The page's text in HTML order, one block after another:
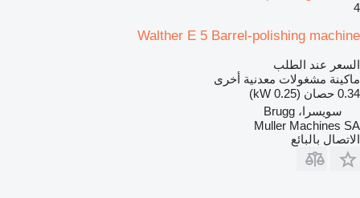
4
Walther E 5 Barrel-polishing machine
السعر عند الطلب
ماكينة مشغولات معدنية أخرى
0.34 حصان (0.25 kW)
سويسرا، Brugg
Muller Machines SA
الاتصال بالبائع